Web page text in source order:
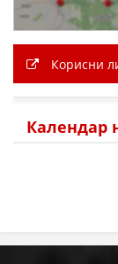
Корисни
Календар